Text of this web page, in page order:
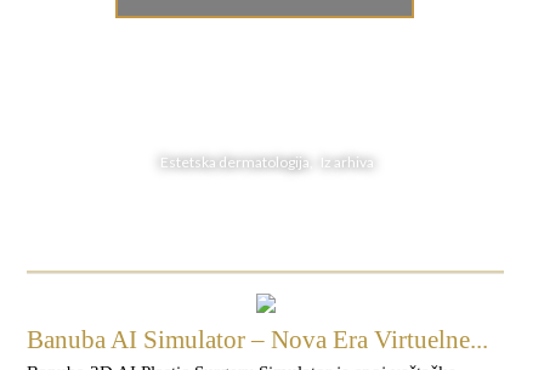
Estetska dermatologija, Iz arhiva
Banuba AI Simulator – Nova Era Virtuelne...